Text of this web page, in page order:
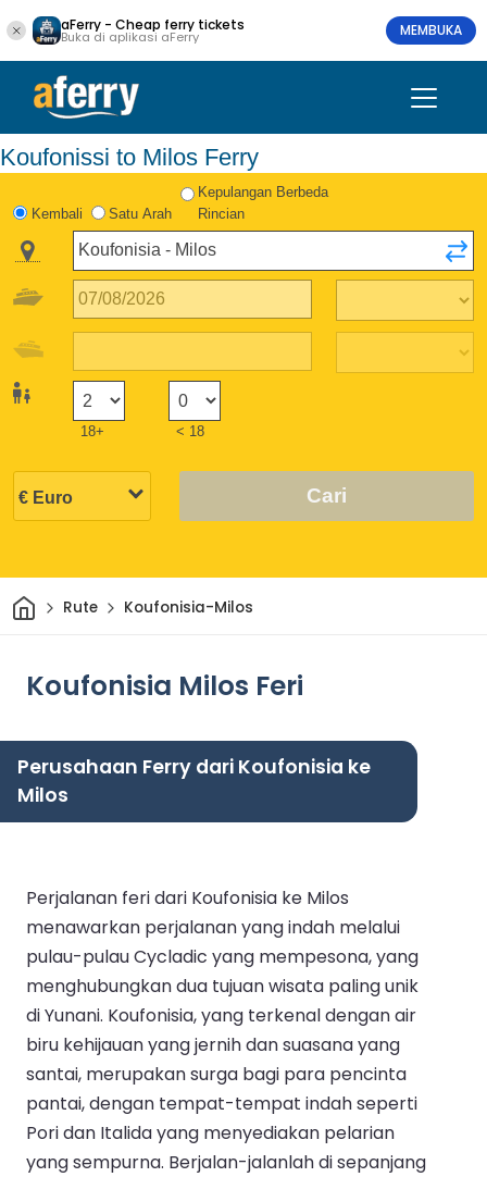
aFerry - Cheap ferry tickets
Buka di aplikasi aFerry MEMBUKA
Koufonissi to Milos Ferry
Kembali Satu Arah
Kepulangan Berbeda
Rincian
18+ < 18
Cari
Rumah
Rute Koufonisia-Milos
Koufonisia Milos Feri
Perusahaan Ferry dari Koufonisia ke
Milos
Perjalanan feri dari Koufonisia ke Milos
menawarkan perjalanan yang indah melalui
pulau-pulau Cycladic yang mempesona, yang
menghubungkan dua tujuan wisata paling unik
di Yunani. Koufonisia, yang terkenal dengan air
biru kehijauan yang jernih dan suasana yang
santai, merupakan surga bagi para pencinta
pantai, dengan tempat-tempat indah seperti
Pori dan Italida yang menyediakan pelarian
yang sempurna. Berjalan-jalanlah di sepanjang